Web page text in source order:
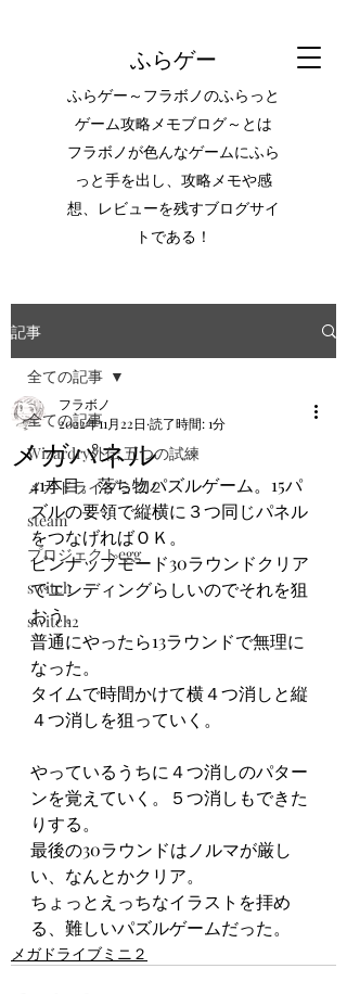
ふらゲー
ふらゲー～フラボノのふらっと
ゲーム攻略メモブログ～とは
フラボノが色んなゲームにふら
っと手を出し、攻略メモや感
想、レビューを残すブログサイ
トである！
記事
全ての記事
Wizardry外伝 五つの試練
メガドライブミニ２
steam
プロジェクトegg
switch
switch2
全ての記事
メガパネル
フラボノ
2022年11月22日 読了時間: 1分
41本目。落ち物パズルゲーム。15パ
ズルの要領で縦横に３つ同じパネル
をつなげればＯＫ。
ピンナップモード30ラウンドクリア
でエンディングらしいのでそれを狙
おう。
普通にやったら13ラウンドで無理に
なった。
タイムで時間かけて横４つ消しと縦
４つ消しを狙っていく。
やっているうちに４つ消しのパター
ンを覚えていく。５つ消しもできた
りする。
最後の30ラウンドはノルマが厳し
い、なんとかクリア。
ちょっとえっちなイラストを拝め
る、難しいパズルゲームだった。
メガドライブミニ２